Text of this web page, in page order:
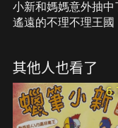
小新和媽媽意外抽
遙遠的不理不理王
為奪取不理不理王國
新才能打開宮殿之
其他人也看了